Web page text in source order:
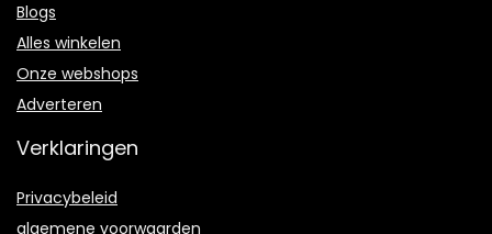
Blogs
Alles winkelen
Onze webshops
Adverteren
Verklaringen
Privacybeleid
algemene voorwaarden